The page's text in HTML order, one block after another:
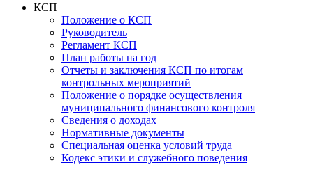
КСП
Положение о КСП
Руководитель
Регламент КСП
План работы на год
Отчеты и заключения КСП по итогам
контрольных мероприятий
Положение о порядке осуществления
муниципального финансового контроля
Сведения о доходах
Нормативные документы
Специальная оценка условий труда
Кодекс этики и служебного поведения